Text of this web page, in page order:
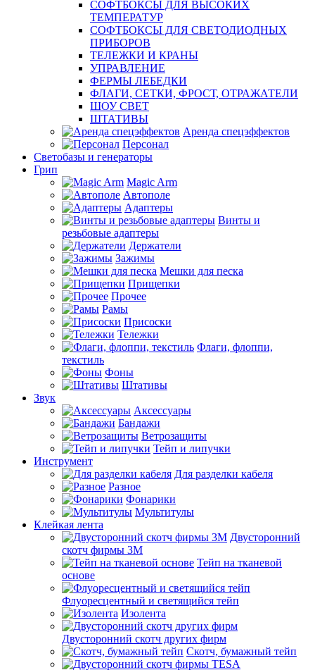
СОФТБОКСЫ ДЛЯ ВЫСОКИХ
ТЕМПЕРАТУР
СОФТБОКСЫ ДЛЯ СВЕТОДИОДНЫХ
ПРИБОРОВ
ТЕЛЕЖКИ И КРАНЫ
УПРАВЛЕНИЕ
ФЕРМЫ ЛЕБЕДКИ
ФЛАГИ, СЕТКИ, ФРОСТ, ОТРАЖАТЕЛИ
ШОУ СВЕТ
ШТАТИВЫ
Аренда спецэффектов
Персонал
Светобазы и генераторы
Грип
Magic Arm
Автополе
Адаптеры
Винты и
резьбовые адаптеры
Держатели
Зажимы
Мешки для песка
Прищепки
Прочее
Рамы
Присоски
Тележки
Флаги, флоппи,
текстиль
Фоны
Штативы
Звук
Аксессуары
Бандажи
Ветрозащиты
Тейп и липучки
Инструмент
Для разделки кабеля
Разное
Фонарики
Мультитулы
Клейкая лента
Двусторонний
скотч фирмы 3M
Тейп на тканевой
основе
Флуоресцентный и светящийся тейп
Изолента
Двусторонний скотч других фирм
Скотч, бумажный тейп